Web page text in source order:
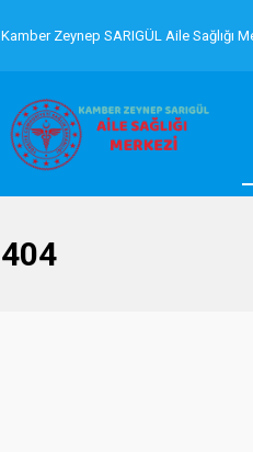
Kamber Zeynep SARIGÜL Aile Sağlığı
404